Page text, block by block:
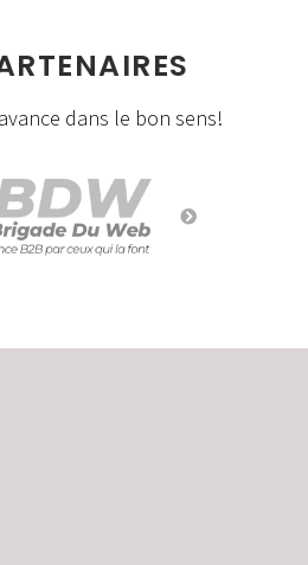
dans le bon sens!